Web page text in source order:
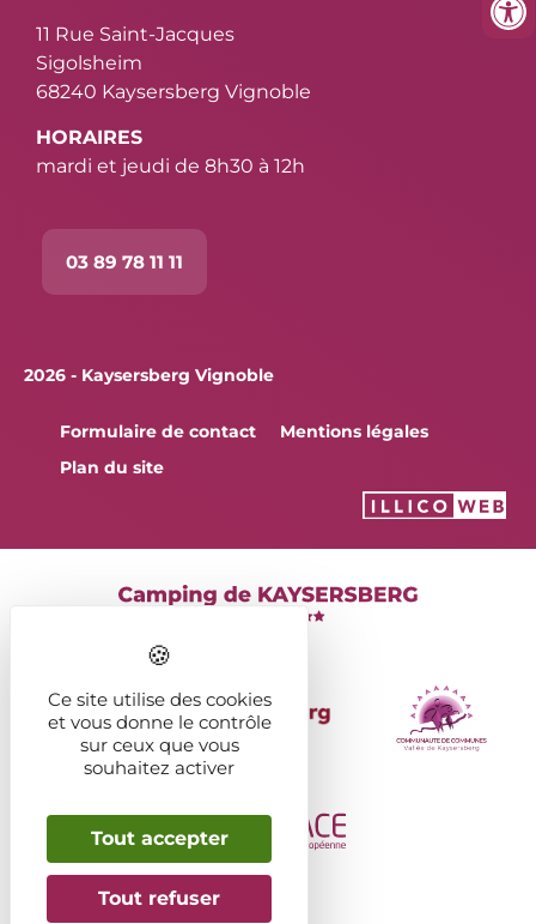
11 Rue Saint-Jacques
Sigolsheim
68240 Kaysersberg Vignoble
HORAIRES
mardi et jeudi de 8h30 à 12h
03 89 78 11 11
2026 - Kaysersberg Vignoble
Formulaire de contact
Mentions légales
Plan du site
Ce site utilise des cookies
et vous donne le contrôle
sur ceux que vous
souhaitez activer
Tout accepter
Tout refuser